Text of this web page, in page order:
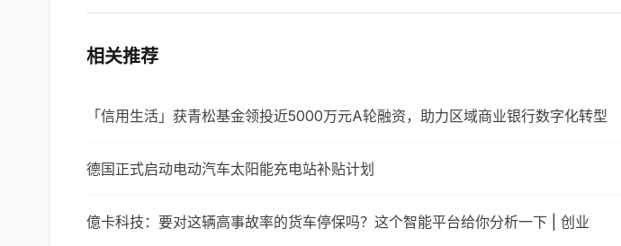
相关推荐
「信用生活」获青松基金领投近5000万元A轮融资，助力区域商业银行数字化转型
德国正式启动电动汽车太阳能充电站补贴计划
億卡科技：要对这辆高事故率的货车停保吗？这个智能平台给你分析一下 | 创业